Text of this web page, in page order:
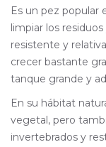
Es un pez popular
limpiar los
resistente y
crecer bastante
tanque grande y
En su hábitat
vegetal, pero
invertebrados y